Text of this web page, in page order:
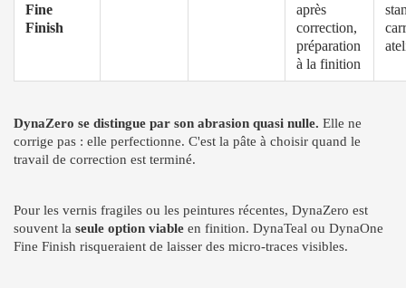
Fine
Finish
après
correction,
préparation
à la finition
DynaZero se distingue par son abrasion quasi nulle. Elle ne
corrige pas : elle perfectionne. C'est la pâte à choisir quand le
travail de correction est terminé.
Pour les vernis fragiles ou les peintures récentes, DynaZero est
souvent la seule option viable en finition. DynaTeal ou DynaOne
Fine Finish risqueraient de laisser des micro-traces visibles.